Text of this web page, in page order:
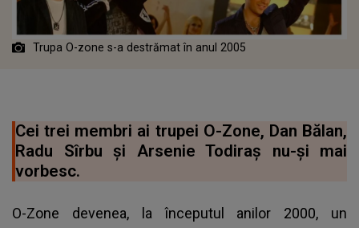
Trupa O-zone s-a destrămat în anul 2005
Cei trei membri ai trupei O-Zone, Dan Bălan,
Radu Sîrbu și Arsenie Todiraș nu-și mai
vorbesc.
O-Zone devenea, la începutul anilor 2000, un